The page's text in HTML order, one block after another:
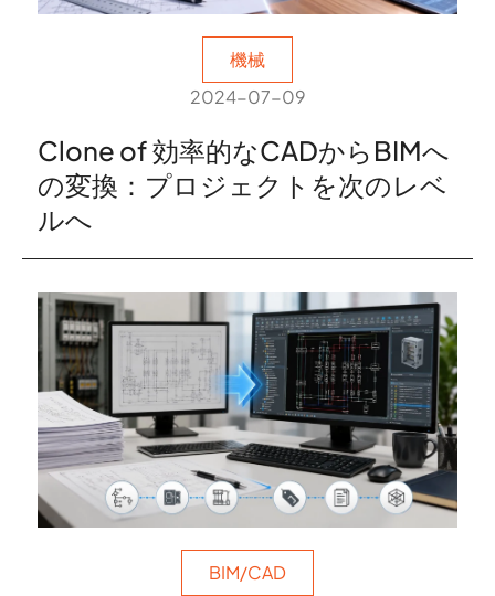
機械
2024-07-09
Clone of 効率的なCADからBIMへ
の変換：プロジェクトを次のレベ
ルへ
BIM/CAD